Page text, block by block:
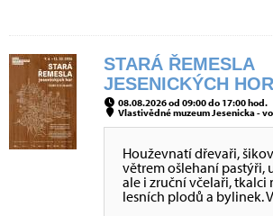
STARÁ ŘEMESLA
JESENICKÝCH
08.08.2026 od 09:00 do 17:00 hod.
Vlastivědné muzeum Jesenicka -
Houževnatí dřevaři,
větrem ošlehaní pastýři,
ale i zruční včelaři, tkalci
lesních plodů a bylinek.